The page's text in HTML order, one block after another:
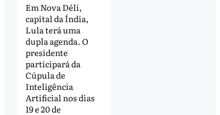
Em Nova Déli,
capital da Índia,
Lula terá uma
dupla agenda. O
presidente
participará da
Cúpula de
Inteligência
Artificial nos dias
19 e 20 de